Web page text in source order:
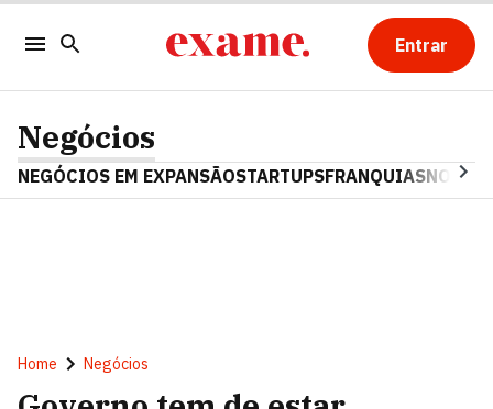
Entrar
Negócios
NEGÓCIOS EM EXPANSÃOSTARTUPSFRANQUIAS
Home Negócios